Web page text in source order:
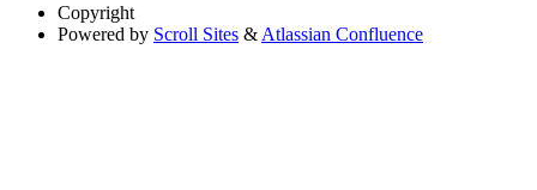
Copyright
Powered by Scroll Sites & Atlassian Confluence